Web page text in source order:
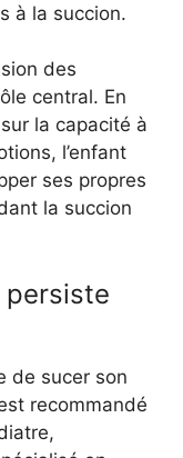
à la succion.
des
central. En
la capacité à
l’enfant
ses propres
la succion
persiste
de sucer son
recommandé